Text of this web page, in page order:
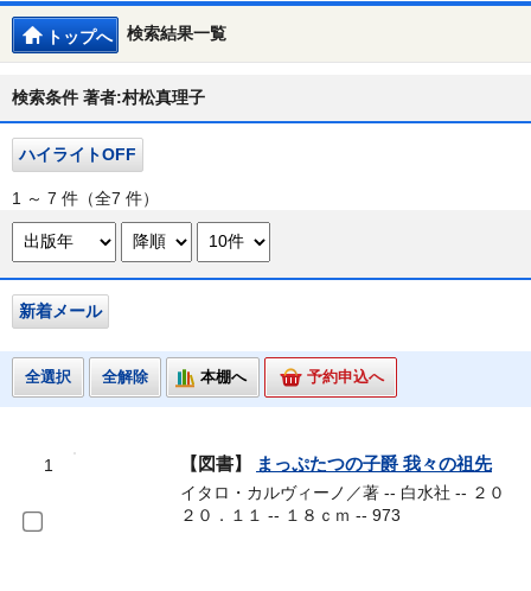
検索結果一覧
トップへ
検索条件 著者:村松真理子
ハイライトOFF
1 ～ 7 件（全7 件）
新着メール
全選択 全解除 本棚へ 予約申込へ
1 【図書】 まっぷたつの子爵 我々の祖先
イタロ・カルヴィーノ／著 -- 白水社 -- ２０
２０．１１ -- １８ｃｍ -- 973